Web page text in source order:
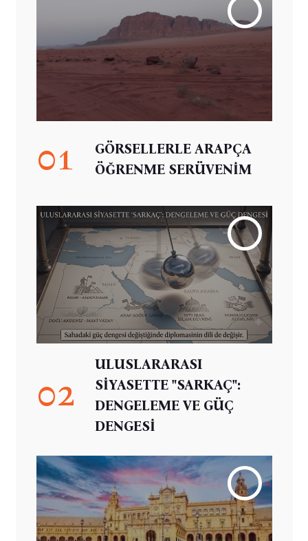
01
GÖRSELLERLE ARAPÇA
ÖĞRENME SERÜVENİM
02
ULUSLARARASI
SİYASETTE "SARKAÇ":
DENGELEME VE GÜÇ
DENGESİ